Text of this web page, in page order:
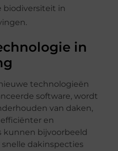
biodiversiteit in
in
technologieën
software, wordt
van daken,
en
kunnen bijvoorbeeld
dakinspecties